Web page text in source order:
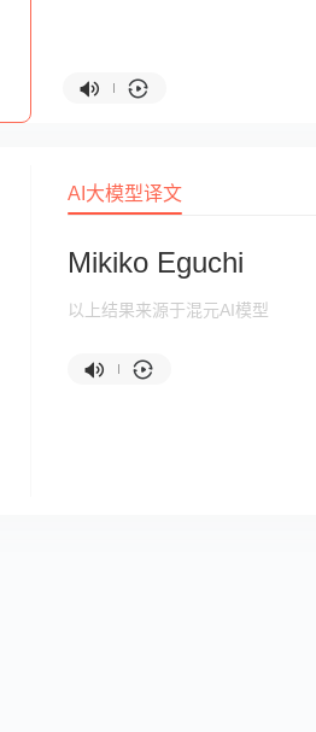
AI大模型译文
Mikiko Eguchi
以上结果来源于混元AI模型